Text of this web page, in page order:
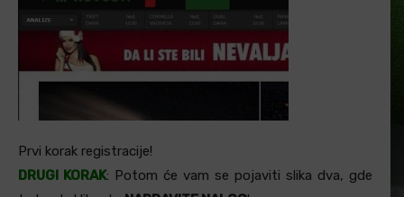
Prvi korak registracije!
DRUGI KORAK: Potom će vam se pojaviti slika dva, gde